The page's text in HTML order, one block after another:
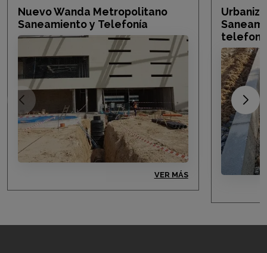
Nuevo Wanda Metropolitano
Saneamiento y Telefonía
VER MÁS